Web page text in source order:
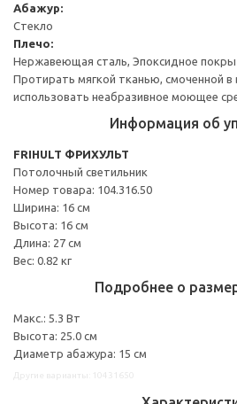
Абажур:
Стекло
Плечо:
Нержавеющая сталь, Эпоксидное
Протирать мягкой тканью, смоченной
использовать неабразивное моющее
Информация об
FRIHULT ФРИХУЛЬТ
Потолочный светильник
Номер товара: 104.316.50
Ширина: 16 см
Высота: 16 см
Длина: 27 см
Вес: 0.82 кг
Подробнее о
Макс.: 5.3 Вт
Высота: 25.0 см
Диаметр абажура: 15 см